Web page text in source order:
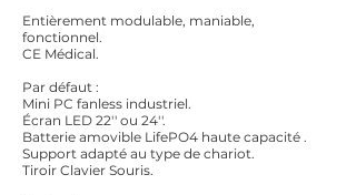
Entièrement modulable, maniable,
fonctionnel.
CE Médical.
Par défaut :
Mini PC fanless industriel.
Écran LED 22'' ou 24''.
Batterie amovible LifePO4 haute capacité .
Support adapté au type de chariot.
Tiroir Clavier Souris.